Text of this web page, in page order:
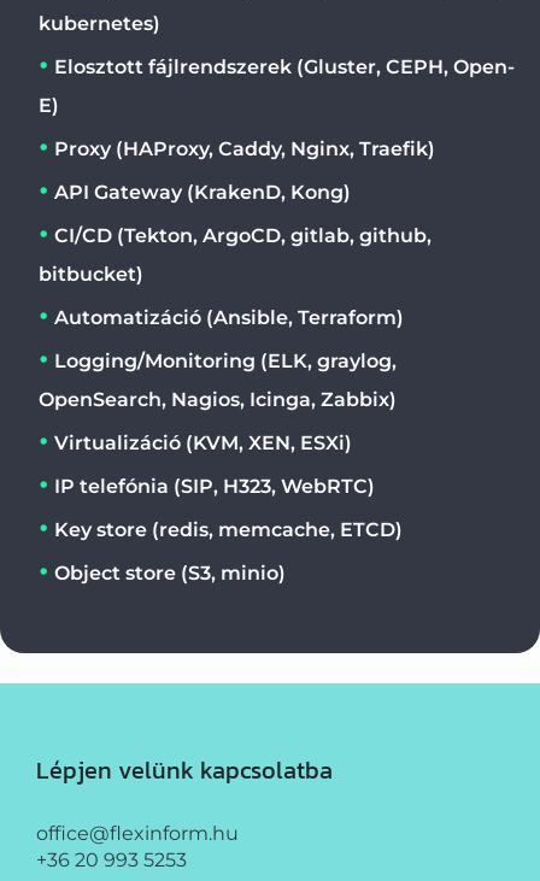
kubernetes)
Elosztott fájlrendszerek (Gluster, CEPH, Open-
E)
Proxy (HAProxy, Caddy, Nginx, Traefik)
API Gateway (KrakenD, Kong)
CI/CD (Tekton, ArgoCD, gitlab, github,
bitbucket)
Automatizáció (Ansible, Terraform)
Logging/Monitoring (ELK, graylog,
OpenSearch, Nagios, Icinga, Zabbix)
Virtualizáció (KVM, XEN, ESXi)
IP telefónia (SIP, H323, WebRTC)
Key store (redis, memcache, ETCD)
Object store (S3, minio)
Lépjen velünk kapcsolatba
office@flexinform.hu
+36 20 993 5253